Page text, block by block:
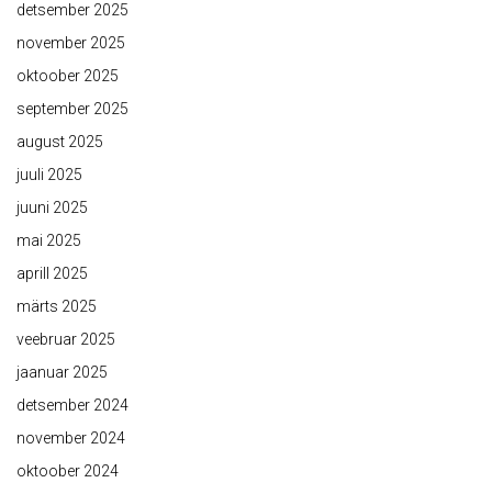
detsember 2025
november 2025
oktoober 2025
september 2025
august 2025
juuli 2025
juuni 2025
mai 2025
aprill 2025
märts 2025
veebruar 2025
jaanuar 2025
detsember 2024
november 2024
oktoober 2024